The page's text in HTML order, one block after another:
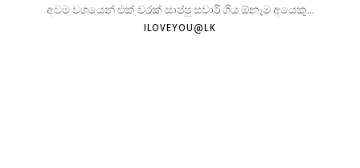
අවම වශයෙන් එක් වරක් සාප්පු සවාරි ගිය ඕනෑම අයෙකු...
ILOVEYOU@LK